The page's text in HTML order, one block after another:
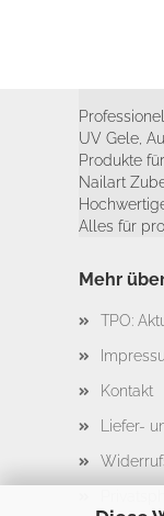
UV Gele,
Produkte
Nailart
Alles für
Mehr
TPO:
Kontakt
Liefer-